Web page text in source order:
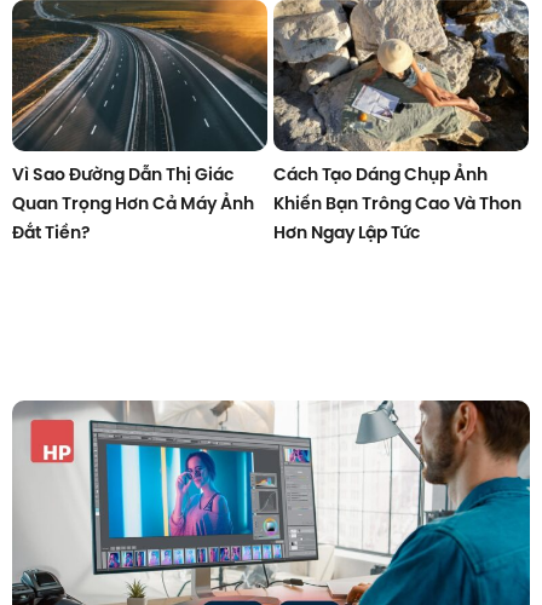
Vì Sao Đường Dẫn Thị Giác
Quan Trọng Hơn Cả Máy Ảnh
Đắt Tiền?
Cách Tạo Dáng Chụp Ảnh
Khiến Bạn Trông Cao Và Thon
Hơn Ngay Lập Tức